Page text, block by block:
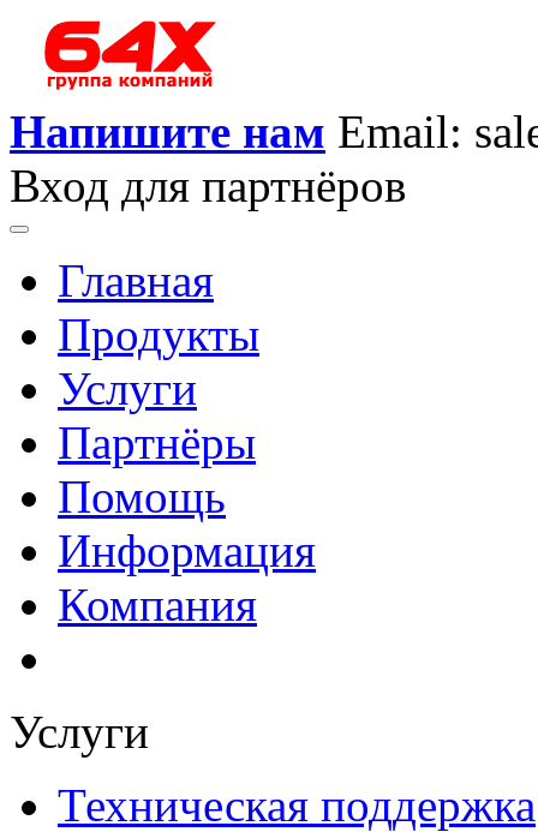
Напишите нам Email:
Вход для партнёров
Главная
Продукты
Услуги
Партнёры
Помощь
Информация
Компания
Услуги
Техническая поддержка